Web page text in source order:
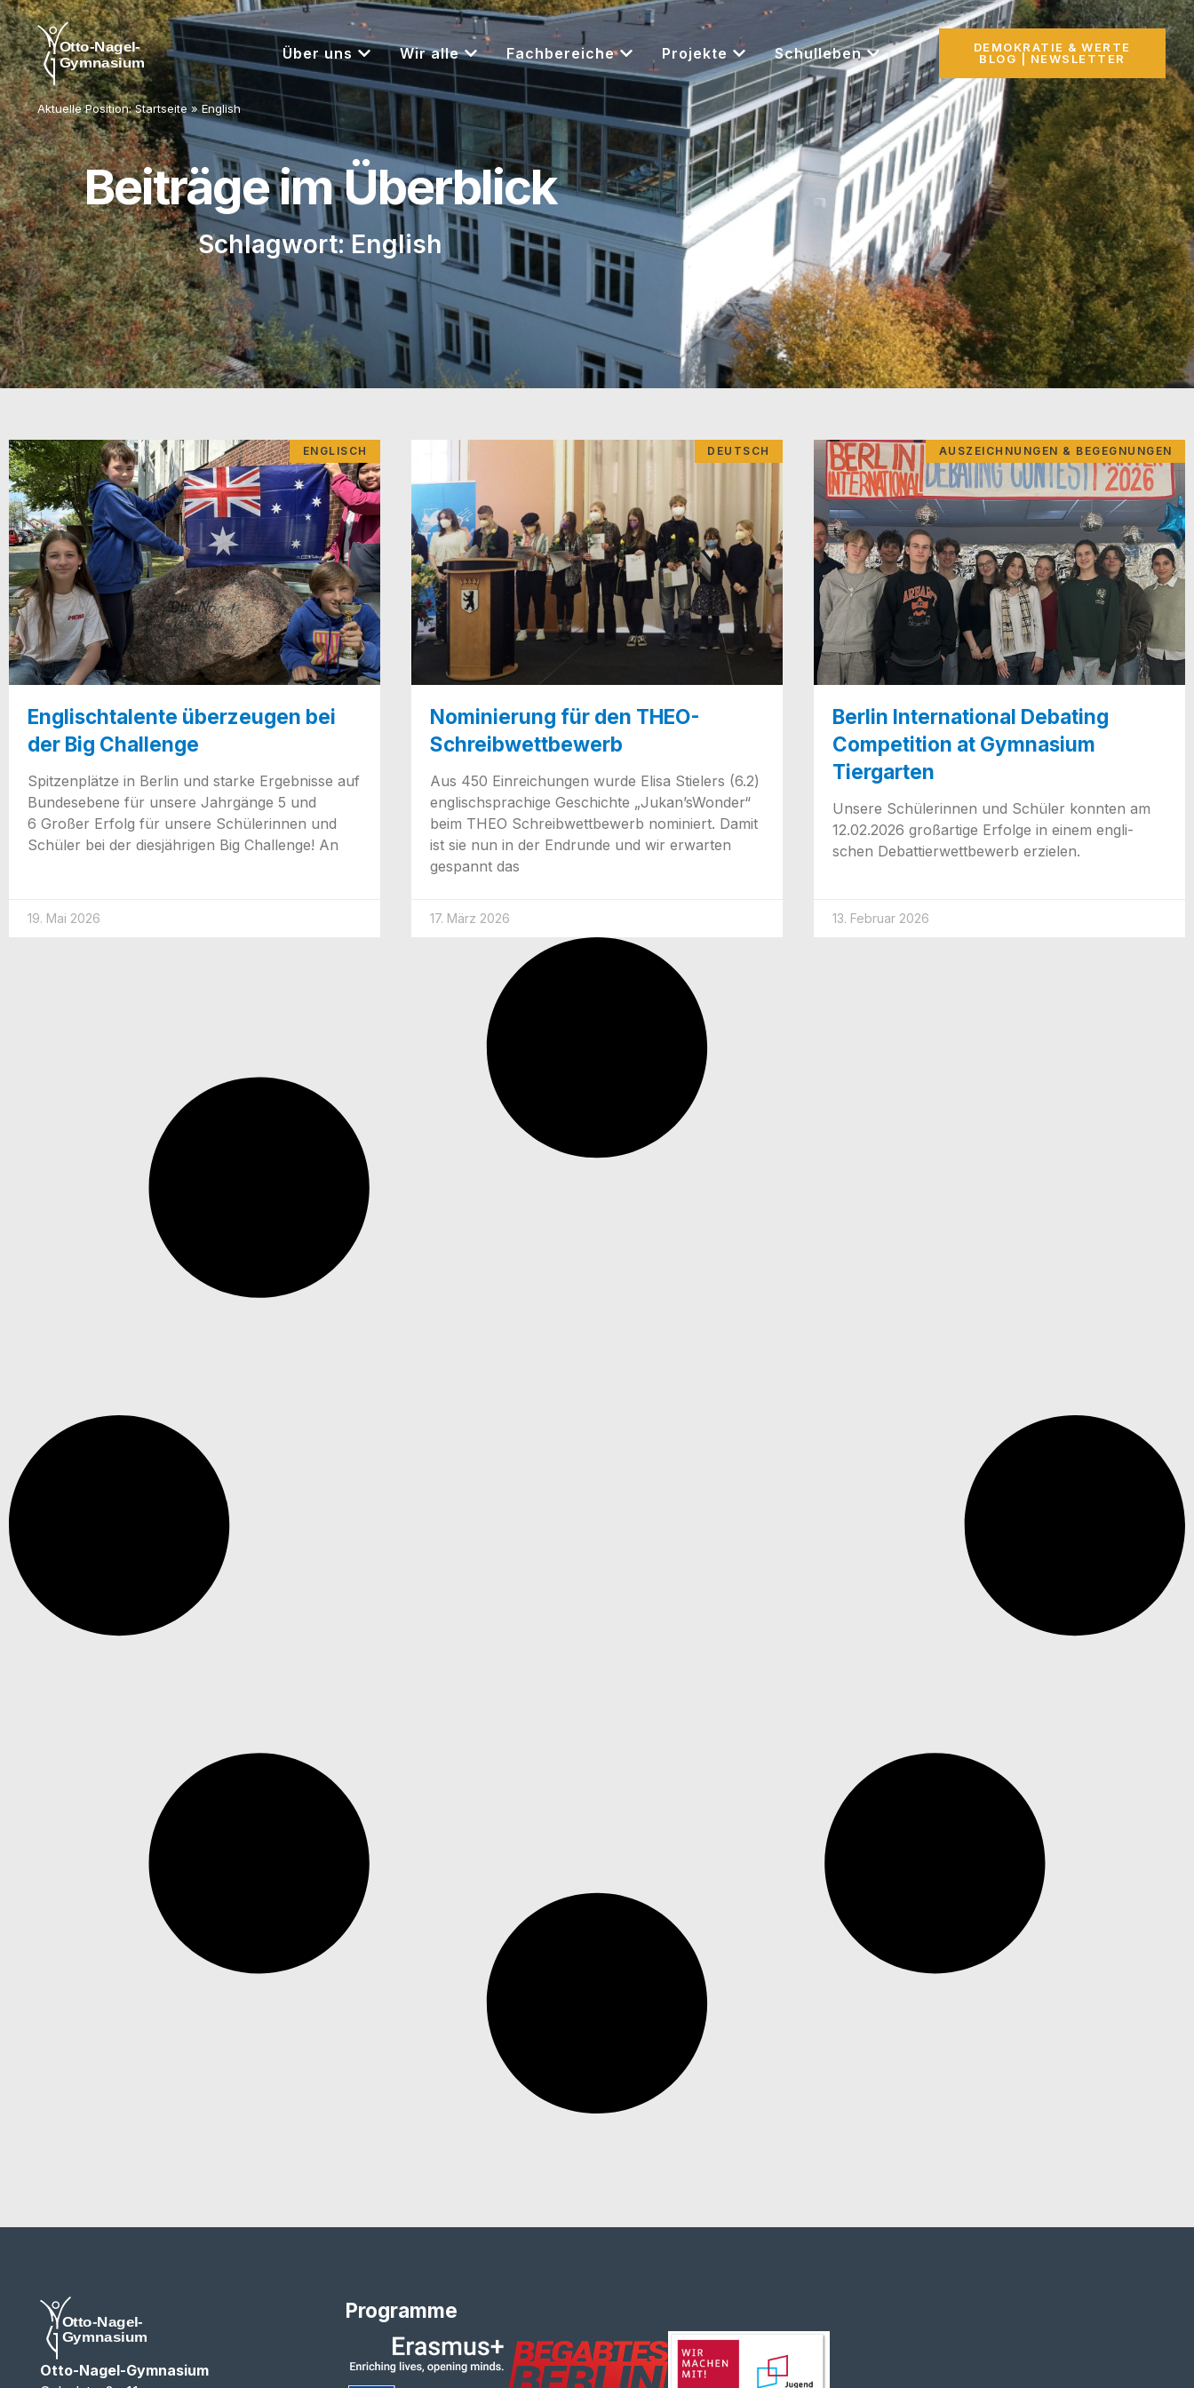
Über uns Wir alle Fachbereiche Projekte Schulleben
DEMOKRATIE & WERTE
BLOG | NEWSLETTER
Aktuelle Position:Startseite »English
Beiträge im Überblick
Schlagwort: English
ENGLISCH
Englischtalente überzeugen bei
der Big Challenge
Spit­zen­plät­ze in Ber­lin und star­ke Ergeb­nis­se auf
Bun­des­ebe­ne für unse­re Jahr­gän­ge 5 und
6 Gro­ßer Erfolg für unse­re Schü­le­rin­nen und
Schü­ler bei der dies­jäh­ri­gen Big Chall­enge! An
19. Mai 2026
DEUTSCH
Nominierung für den THEO-
Schreibwettbewerb
Aus 450 Ein­rei­chun­gen wur­de Eli­sa Stie­lers (6.2)
eng­lisch­spra­chi­ge Geschich­te „Jukan’sWon­der“
beim THEO Schreib­wett­be­werb nomi­niert. Damit
ist sie nun in der End­run­de und wir erwar­ten
gespannt das
17. März 2026
AUSZEICHNUNGEN & BEGEGNUNGEN
Berlin International Debating
Competition at Gymnasium
Tiergarten
Unse­re Schü­le­rin­nen und Schü­ler konn­ten am
12.02.2026 groß­ar­ti­ge Erfol­ge in einem eng­li­
schen Debat­tier­wett­be­werb erzielen.
13. Februar 2026
Otto-Nagel-Gymnasium
Programme